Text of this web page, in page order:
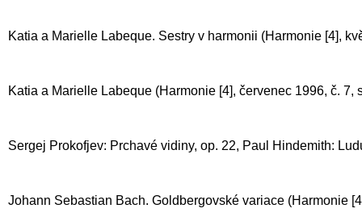
Katia a Marielle Labeque. Sestry v harmonii (Harmonie [4],
Katia a Marielle Labeque (Harmonie [4], červenec 1996, č. 7,
Sergej Prokofjev: Prchavé vidiny, op. 22, Paul Hindemith:
Johann Sebastian Bach. Goldbergovské variace (Harmonie